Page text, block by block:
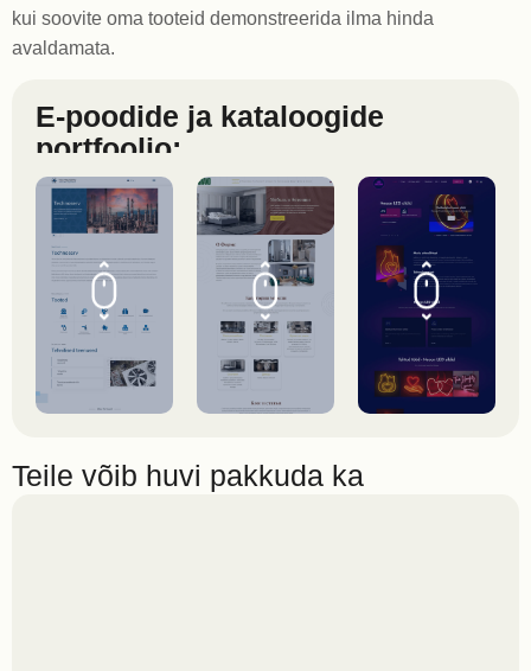
kui soovite oma tooteid demonstreerida ilma hinda
avaldamata.
E-poodide ja kataloogide
portfoolio:
Teile võib huvi pakkuda ka